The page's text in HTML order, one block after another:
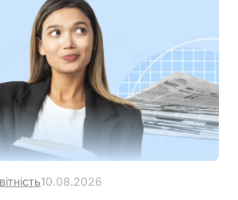
10.08.2026